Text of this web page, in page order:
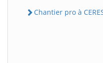
Chantier pro à